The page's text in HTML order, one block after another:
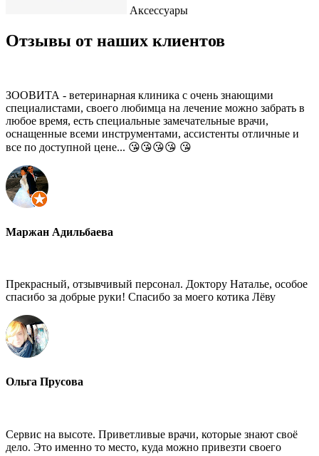
Аксессуары
Отзывы от наших клиентов
ЗООВИТА - ветеринарная клиника с очень знающими
специалистами, своего любимца на лечение можно забрать в
любое время, есть специальные замечательные врачи,
оснащенные всеми инструментами, ассистенты отличные и
все по доступной цене... 😘😘😘😘 😘
Маржан Адильбаева
Прекрасный, отзывчивый персонал. Доктору Наталье, особое
спасибо за добрые руки! Спасибо за моего котика Лёву
Ольга Прусова
Сервис на высоте. Приветливые врачи, которые знают своё
дело. Это именно то место, куда можно привезти своего